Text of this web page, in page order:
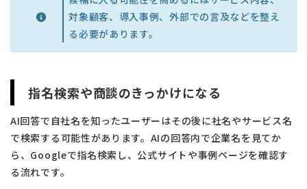
対象顧客、導入事例、外部での言及などを整え
る必要があります。
指名検索や商談のきっかけになる
AI回答で自社名を知ったユーザーはその後に社名やサービス名
で検索する可能性があります。AIの回答内で企業名を見てか
ら、Googleで指名検索し、公式サイトや事例ページを確認す
る流れです。